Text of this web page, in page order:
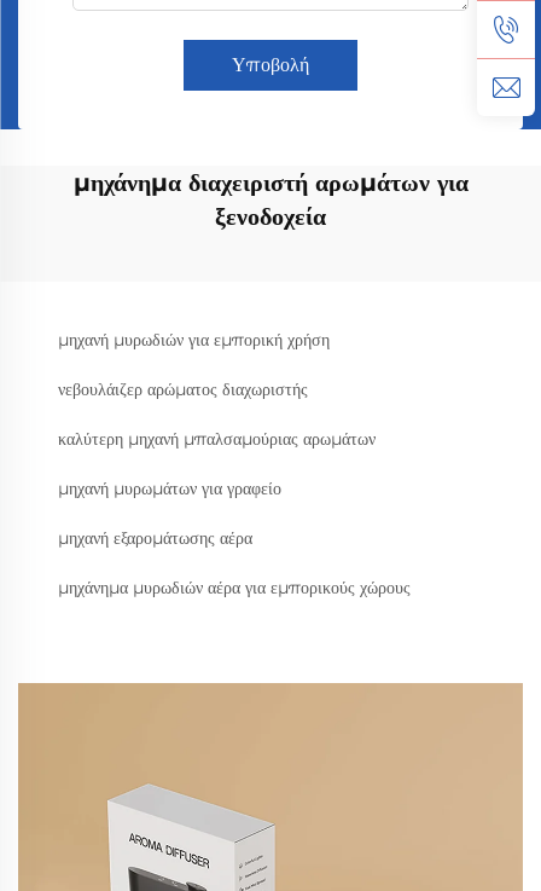
Υποβολή
μηχάνημα διαχειριστή αρωμάτων για
ξενοδοχεία
μηχανή μυρωδιών για εμπορική χρήση
νεβουλάιζερ αρώματος διαχωριστής
καλύτερη μηχανή μπαλσαμούριας αρωμάτων
μηχανή μυρωμάτων για γραφείο
μηχανή εξαρομάτωσης αέρα
μηχάνημα μυρωδιών αέρα για εμπορικούς χώρους